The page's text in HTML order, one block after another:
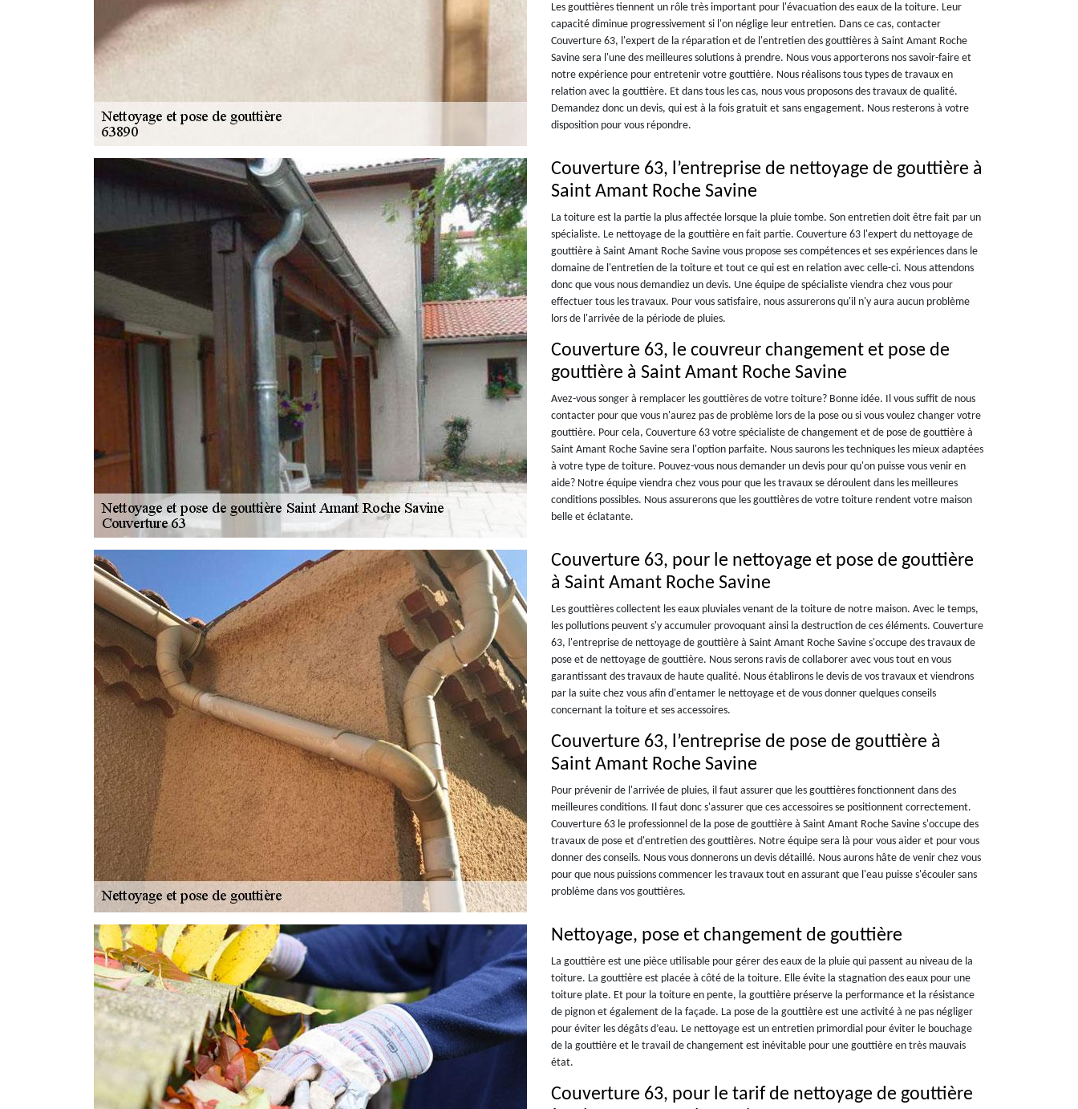
Les gouttières tiennent un rôle très important pour l'évacuation des eaux de la toiture. Leur
capacité diminue progressivement si l'on néglige leur entretien. Dans ce cas, contacter
Couverture 63, l'expert de la réparation et de l'entretien des gouttières à Saint Amant Roche
Savine sera l'une des meilleures solutions à prendre. Nous vous apporterons nos savoir-faire et
notre expérience pour entretenir votre gouttière. Nous réalisons tous types de travaux en
relation avec la gouttière. Et dans tous les cas, nous vous proposons des travaux de qualité.
Demandez donc un devis, qui est à la fois gratuit et sans engagement. Nous resterons à votre
disposition pour vous répondre.
Couverture 63, l’entreprise de nettoyage de gouttière à
Saint Amant Roche Savine
La toiture est la partie la plus affectée lorsque la pluie tombe. Son entretien doit être fait par un
spécialiste. Le nettoyage de la gouttière en fait partie. Couverture 63 l'expert du nettoyage de
gouttière à Saint Amant Roche Savine vous propose ses compétences et ses expériences dans le
domaine de l'entretien de la toiture et tout ce qui est en relation avec celle-ci. Nous attendons
donc que vous nous demandiez un devis. Une équipe de spécialiste viendra chez vous pour
effectuer tous les travaux. Pour vous satisfaire, nous assurerons qu'il n'y aura aucun problème
lors de l'arrivée de la période de pluies.
Couverture 63, le couvreur changement et pose de
gouttière à Saint Amant Roche Savine
Avez-vous songer à remplacer les gouttières de votre toiture? Bonne idée. Il vous suffit de nous
contacter pour que vous n'aurez pas de problème lors de la pose ou si vous voulez changer votre
gouttière. Pour cela, Couverture 63 votre spécialiste de changement et de pose de gouttière à
Saint Amant Roche Savine sera l'option parfaite. Nous saurons les techniques les mieux adaptées
à votre type de toiture. Pouvez-vous nous demander un devis pour qu'on puisse vous venir en
aide? Notre équipe viendra chez vous pour que les travaux se déroulent dans les meilleures
conditions possibles. Nous assurerons que les gouttières de votre toiture rendent votre maison
belle et éclatante.
Couverture 63, pour le nettoyage et pose de gouttière
à Saint Amant Roche Savine
Les gouttières collectent les eaux pluviales venant de la toiture de notre maison. Avec le temps,
les pollutions peuvent s'y accumuler provoquant ainsi la destruction de ces éléments. Couverture
63, l'entreprise de nettoyage de gouttière à Saint Amant Roche Savine s'occupe des travaux de
pose et de nettoyage de gouttière. Nous serons ravis de collaborer avec vous tout en vous
garantissant des travaux de haute qualité. Nous établirons le devis de vos travaux et viendrons
par la suite chez vous afin d'entamer le nettoyage et de vous donner quelques conseils
concernant la toiture et ses accessoires.
Couverture 63, l’entreprise de pose de gouttière à
Saint Amant Roche Savine
Pour prévenir de l'arrivée de pluies, il faut assurer que les gouttières fonctionnent dans des
meilleures conditions. Il faut donc s'assurer que ces accessoires se positionnent correctement.
Couverture 63 le professionnel de la pose de gouttière à Saint Amant Roche Savine s'occupe des
travaux de pose et d'entretien des gouttières. Notre équipe sera là pour vous aider et pour vous
donner des conseils. Nous vous donnerons un devis détaillé. Nous aurons hâte de venir chez vous
pour que nous puissions commencer les travaux tout en assurant que l'eau puisse s'écouler sans
problème dans vos gouttières.
Nettoyage, pose et changement de gouttière
La gouttière est une pièce utilisable pour gérer des eaux de la pluie qui passent au niveau de la
toiture. La gouttière est placée à côté de la toiture. Elle évite la stagnation des eaux pour une
toiture plate. Et pour la toiture en pente, la gouttière préserve la performance et la résistance
de pignon et également de la façade. La pose de la gouttière est une activité à ne pas négliger
pour éviter les dégâts d’eau. Le nettoyage est un entretien primordial pour éviter le bouchage
de la gouttière et le travail de changement est inévitable pour une gouttière en très mauvais
état.
Couverture 63, pour le tarif de nettoyage de gouttière